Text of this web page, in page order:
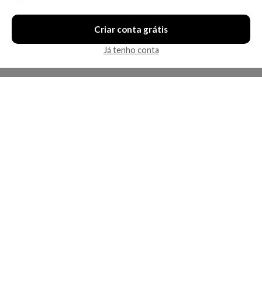
Compare Compare
Criar conta grátis
Já tenho conta